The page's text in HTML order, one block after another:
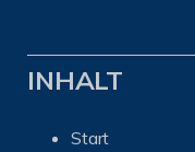
INHALT
Start